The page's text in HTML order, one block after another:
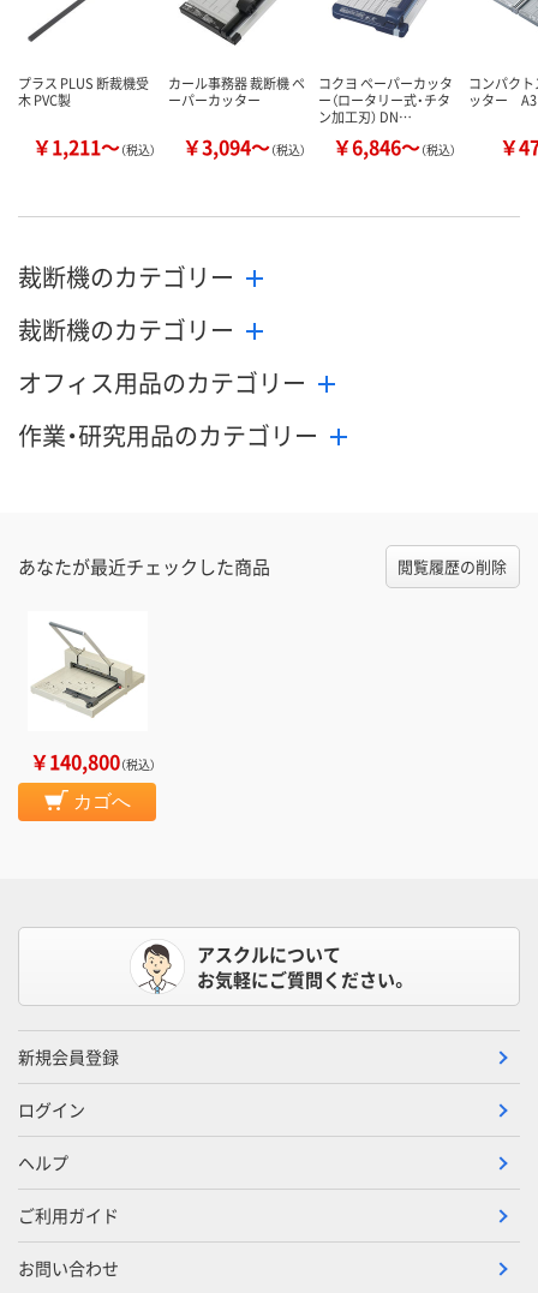
プラス PLUS 断裁機受
木 PVC製
￥1,211～（税込）
カール事務器 裁断機 ペ
ーパーカッター
￥3,094～（税込）
コクヨ ペーパーカッタ
ー（ロータリー式・チタ
ン加工刃） DN…
￥6,846～（税込）
コンパク
ッター A3
￥
裁断機のカテゴリー
裁断機のカテゴリー
オフィス用品のカテゴリー
作業・研究用品のカテゴリー
あなたが最近チェックした商品 閲覧履歴の削除
￥140,800（税込）
カゴへ
アスクルについて
お気軽にご質問ください。
新規会員登録
ログイン
ヘルプ
ご利用ガイド
お問い合わせ